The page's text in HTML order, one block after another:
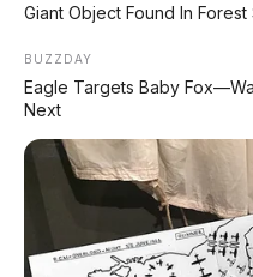
Giant Object Found In Forest
BUZZDAY
Eagle Targets Baby
Next